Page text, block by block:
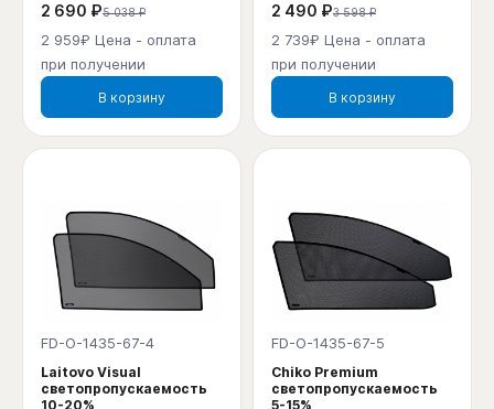
2 690 ₽5 038 ₽
2 959₽ Цена - оплата
при получении
В корзину
2 490 ₽3 598 ₽
2 739₽ Цена - оплата
при получении
В корзину
FD-O-1435-67-4
Laitovo Visual
светопропускаемость
10-20%
FD-O-1435-67-5
Chiko Premium
светопропускаемость
5-15%